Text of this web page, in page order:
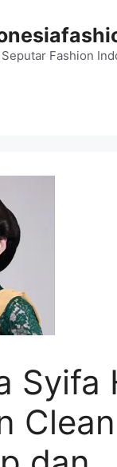
Fashion
Syifa
Clean